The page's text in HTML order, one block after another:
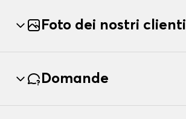
Foto dei nostri clienti
Domande